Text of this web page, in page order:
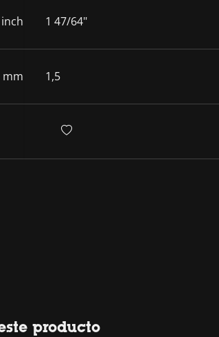
inch 1 47/64"
mm 1,5
producto